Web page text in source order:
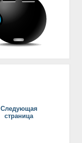
Следующая
страница